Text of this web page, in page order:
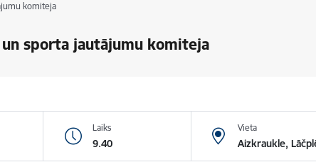
komiteja
sporta jautājumu komiteja
Laiks
9.40
Vieta
Aizkraukle,